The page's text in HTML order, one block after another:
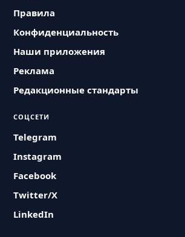
Правила
Конфиденциальность
Наши приложения
Реклама
Редакционные стандарты
СОЦСЕТИ
Telegram
Instagram
Facebook
Twitter/X
LinkedIn